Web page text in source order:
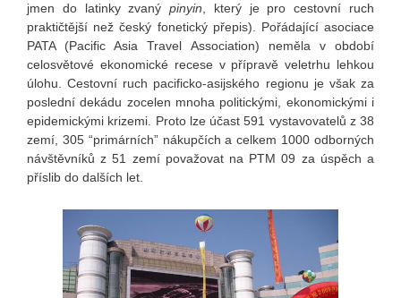
jmen do latinky zvanýpinyin, který je pro cestovní ruch
praktičtější než český fonetický přepis). Pořádající asociace
PATA (Pacific Asia Travel Association) neměla v období
celosvětové ekonomické recese v přípravě veletrhu lehkou
úlohu. Cestovní ruch pacificko-asijského regionu je však za
poslední dekádu zocelen mnoha politickými, ekonomickými i
epidemickými krizemi. Proto lze účast 591 vystavovatelů z 38
zemí, 305 “primárních” nákupčích a celkem 1000 odborných
návštěvníků z 51 zemí považovat na PTM 09 za úspěch a
příslib do dalších let.